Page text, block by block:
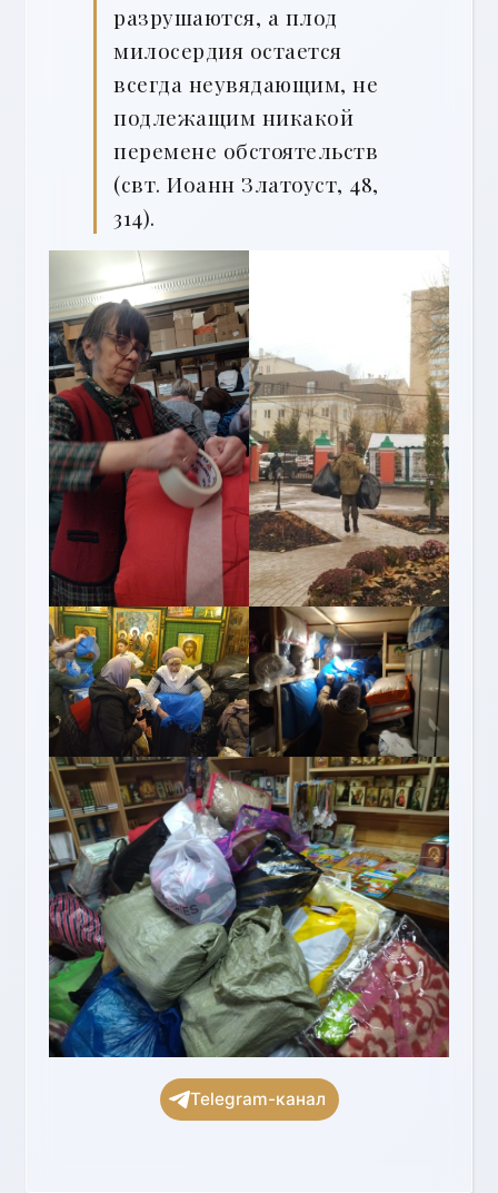
разрушаются, а плод
милосердия остается
всегда неувядающим, не
подлежащим никакой
перемене обстоятельств
(свт. Иоанн Златоуст, 48,
314).
Telegram-канал